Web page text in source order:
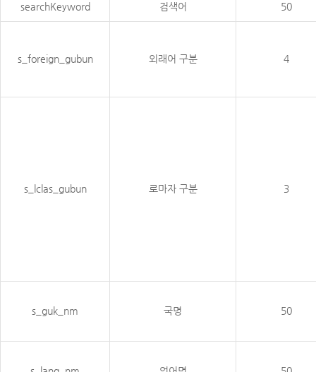
searchKeyword 검색어 50
s_foreign_gubun 외래어 구분 4
s_lclas_gubun 로마자 구분 3
s_guk_nm 국명 50